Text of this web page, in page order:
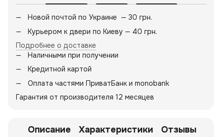
Новой почтой по Украине — 30 грн.
Курьером к двери по Киеву — 40 грн.
Подробнее о доставке
Наличными при получении
Кредитной картой
Оплата частями ПриватБанк и monobank
Гарантия от производителя 12 месяцев
Описание Характеристики Отзывы